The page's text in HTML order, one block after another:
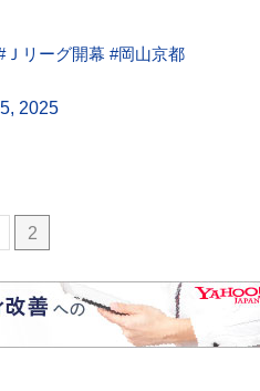
Ｊリーグ開幕 #岡山京都
2025
2